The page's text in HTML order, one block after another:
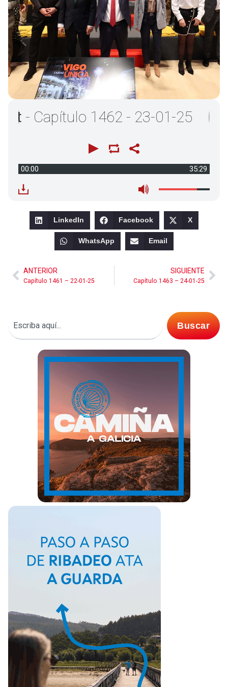
Capítulo 1462 - 23-01-25
00:00 35:29
LinkedIn Facebook X
WhatsApp Email
ANTERIOR
Capítulo 1461 – 22-01-25
SIGUIENTE
Capítulo 1463 – 24-01-25
Buscar